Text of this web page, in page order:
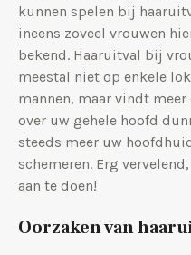
kunnen spelen bij
ineens zoveel vrouwen
bekend. Haaruitval bij
meestal niet op enkele
mannen, maar vindt
over uw gehele hoofd
steeds meer uw
schemeren. Erg
aan te doen!
Oorzaken van